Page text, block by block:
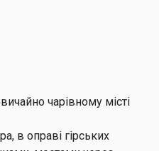
чарівному місті
в оправі гірських